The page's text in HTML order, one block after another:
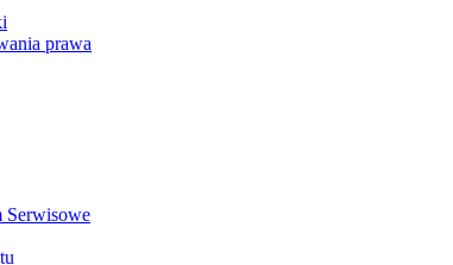
prawa
Serwisowe